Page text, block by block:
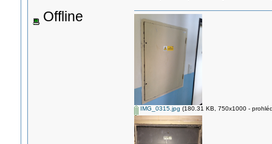
Offline
IMG_0315.jpg (180.31 KB, 750x1000 -